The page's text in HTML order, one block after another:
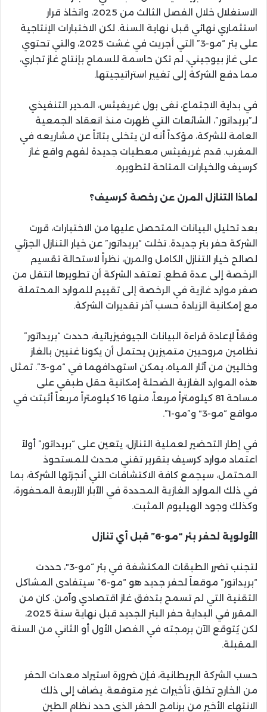
الاستغلال خلال الفصل الثالث من 2025، واتخاذ قرار
استثماري نهائي قبل نهاية السنة. لكن الاختبارات الإنتاجية
على بئر “مو-3” التي أجريت في غشت 2025، والتي تحتوي
على غاز بيوجيني، لم تكن حاسمة للسماح بإنتاج غاز تجاري،
مما دفع الشركة إلى تغيير استراتيجيتها.
في بداية الاجتماع، نفى بول غريفيثس، المدير التنفيذي
لـ”بريداتور”، الشائعات التي ظهرت منذ انعقاد الجمعية
العامة للشركة، مؤكداً أنه لن يتخلى بتاتاً عن مشاريعه في
المغرب. قدم غريفيثس معطيات جديدة لفهم واقع غاز
كرسيف والخيارات المتاحة لتطويره.
لماذا التنازل المرن عن رخصة كرسيف؟
بعد تحليل البيانات المتحصل عليها من الاختبارات، قررت
الشركة حفر بئر جديدة. تخلت “بريداتور” عن خيار التنازل الجزئي
لصالح خيار التنازل الكامل والمرن، نظراً لاستحالة تقسيم
الرخصة إلى عدة قطع. تعتقد الشركة أن تطويرها انتقل من
صفر موارد غازية في الرخصة إلى تقييم للموارد المحتملة
مع إمكانية الزيادة حسب آخر تقديرات الشركة.
وفقاً لإعادة قراءة البيانات الجيوفيزيائية، حددت “بريداتور”
نظامين مروحيين متميزين يحتمل أن يكونا غنيين بالغاز
وخاليين من آثار المياه، يمكن استهدافهما في “مو-3”. تمثل
هذه الموارد الغازية الضحلة إمكانية حقل طبقي على
مساحة 81 كيلومتراً مربعاً، منها 16 كيلومتراً مربعاً أثبتت في
مواقع “مو-3″ و”مو-1”.
في إطار التحضير لعملية التنازل، يتعين على “بريداتور” أولاً
اعتماد موارد كرسيف بتقرير تقني محدث للمستحوذ
المحتمل، سيجمع كافة الاكتشافات التي أنجزتها الشركة، بما
في ذلك الموارد الغازية المحددة في الآبار الأربعة المحفورة،
وكذلك وجود الهيليوم المثبت.
الأولوية لحفر بئر “مو-6” قبل أي تنازل
لتجنب تضرر الطبقات المكتشفة في بئر “مو-3″، حددت
“بريداتور” موقعاً لحفر جديد هو “مو-6” سيتفادى المشاكل
التقنية التي لم تسمح بتدفق غاز اقتصادي وآمن. كان من
المقرر في البداية حفر البئر الجديد قبل نهاية سنة 2025،
لكن يُتوقع الآن برمجته في الفصل الأول أو الثاني من السنة
المقبلة.
حسب الشركة البريطانية، فإن ضرورة استيراد معدات الحفر
من الخارج تخلق تأخيرات غير متوقعة. يضاف إلى ذلك
الانتهاء الأخير من برنامج الحفر الذي حدد نظام الطين